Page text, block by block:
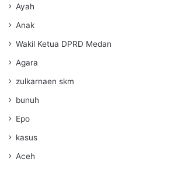
Ayah
Anak
Wakil Ketua DPRD Medan
Agara
zulkarnaen skm
bunuh
Epo
kasus
Aceh